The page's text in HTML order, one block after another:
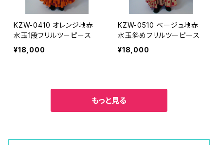
KZW-0410 オレンジ地赤
水玉1段フリルツーピース
¥18,000
KZW-0510 ベージュ地赤
水玉斜めフリルツーピース
¥18,000
もっと見る